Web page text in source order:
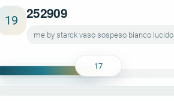
19 252909
me by starck vaso sospeso bianco lucido
17